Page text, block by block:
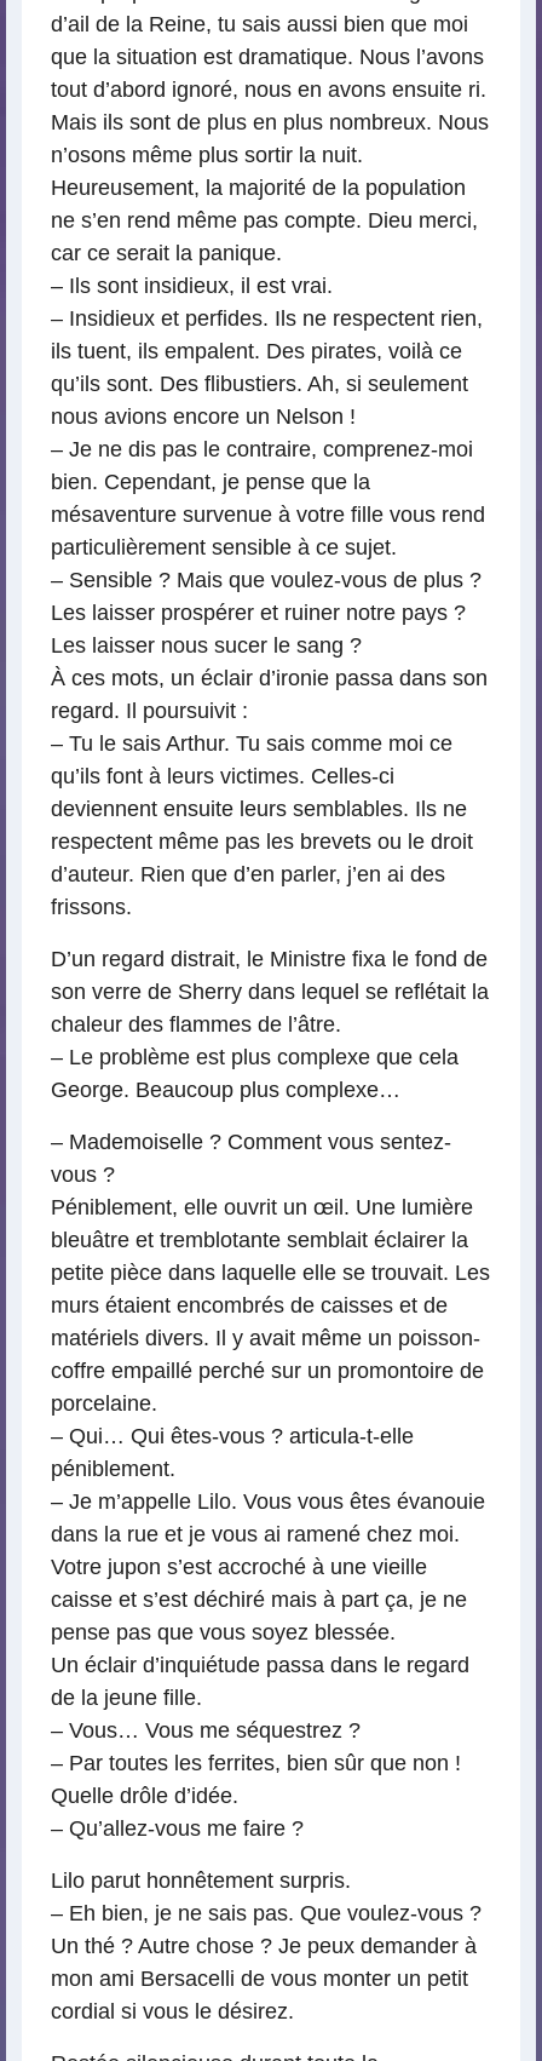
d’ail de la Reine, tu sais aussi bien que moi
que la situation est dramatique. Nous l’avons
tout d’abord ignoré, nous en avons ensuite ri.
Mais ils sont de plus en plus nombreux. Nous
n’osons même plus sortir la nuit.
Heureusement, la majorité de la population
ne s’en rend même pas compte. Dieu merci,
car ce serait la panique.
– Ils sont insidieux, il est vrai.
– Insidieux et perfides. Ils ne respectent rien,
ils tuent, ils empalent. Des pirates, voilà ce
qu’ils sont. Des flibustiers. Ah, si seulement
nous avions encore un Nelson !
– Je ne dis pas le contraire, comprenez-moi
bien. Cependant, je pense que la
mésaventure survenue à votre fille vous rend
particulièrement sensible à ce sujet.
– Sensible ? Mais que voulez-vous de plus ?
Les laisser prospérer et ruiner notre pays ?
Les laisser nous sucer le sang ?
À ces mots, un éclair d’ironie passa dans son
regard. Il poursuivit :
– Tu le sais Arthur. Tu sais comme moi ce
qu’ils font à leurs victimes. Celles-ci
deviennent ensuite leurs semblables. Ils ne
respectent même pas les brevets ou le droit
d’auteur. Rien que d’en parler, j’en ai des
frissons.
D’un regard distrait, le Ministre fixa le fond de
son verre de Sherry dans lequel se reflétait la
chaleur des flammes de l’âtre.
– Le problème est plus complexe que cela
George. Beaucoup plus complexe…
– Mademoiselle ? Comment vous sentez-
vous ?
Péniblement, elle ouvrit un œil. Une lumière
bleuâtre et tremblotante semblait éclairer la
petite pièce dans laquelle elle se trouvait. Les
murs étaient encombrés de caisses et de
matériels divers. Il y avait même un poisson-
coffre empaillé perché sur un promontoire de
porcelaine.
– Qui… Qui êtes-vous ? articula-t-elle
péniblement.
– Je m’appelle Lilo. Vous vous êtes évanouie
dans la rue et je vous ai ramené chez moi.
Votre jupon s’est accroché à une vieille
caisse et s’est déchiré mais à part ça, je ne
pense pas que vous soyez blessée.
Un éclair d’inquiétude passa dans le regard
de la jeune fille.
– Vous… Vous me séquestrez ?
– Par toutes les ferrites, bien sûr que non !
Quelle drôle d’idée.
– Qu’allez-vous me faire ?
Lilo parut honnêtement surpris.
– Eh bien, je ne sais pas. Que voulez-vous ?
Un thé ? Autre chose ? Je peux demander à
mon ami Bersacelli de vous monter un petit
cordial si vous le désirez.